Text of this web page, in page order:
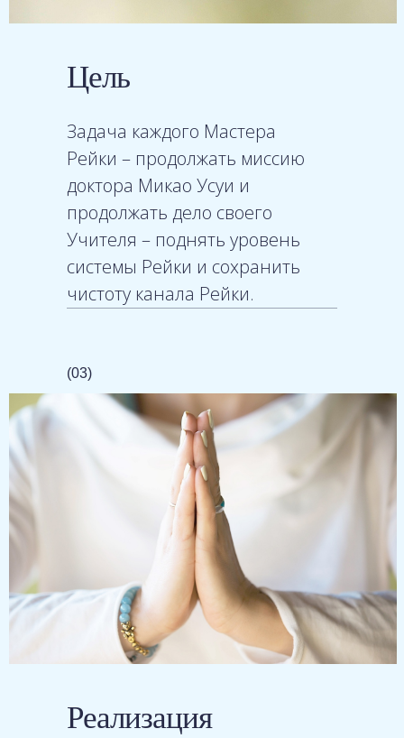
Цель
Задача каждого Мастера
Рейки – продолжать миссию
доктора Микао Усуи и
продолжать дело своего
Учителя – поднять уровень
системы Рейки и сохранить
чистоту канала Рейки.
Реализация
(03)